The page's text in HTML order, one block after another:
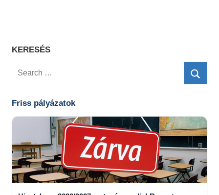
KERESÉS
Search
Friss pályázatok